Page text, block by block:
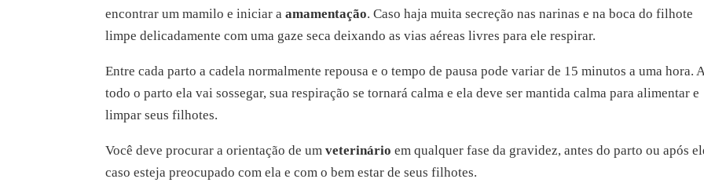
encontrar um mamilo e iniciar aamamentação. Caso haja muita secreção nas narinas e na boca do filhote
limpe delicadamente com uma gaze seca deixando as vias aéreas livres para ele respirar.
Entre cada parto a cadela normalmente repousa e o tempo de pausa pode variar de 15 minutos a uma hora.
todo o parto ela vai sossegar, sua respiração se tornará calma e ela deve ser mantida calma para alimentar e
limpar seus filhotes.
Você deve procurar a orientação de umveterinárioem qualquer fase da gravidez, antes do parto ou após
caso esteja preocupado com ela e com o bem estar de seus filhotes.